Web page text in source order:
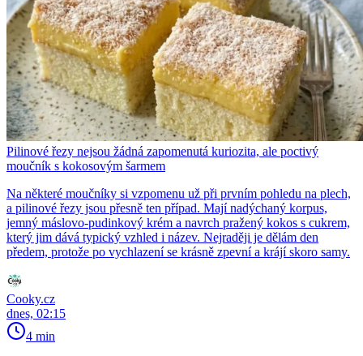
Pilinové řezy nejsou žádná zapomenutá kuriozita, ale poctivý
moučník s kokosovým šarmem
Na některé moučníky si vzpomenu už při prvním pohledu na plech,
a pilinové řezy jsou přesně ten případ. Mají nadýchaný korpus,
jemný máslovo-pudinkový krém a navrch pražený kokos s cukrem,
který jim dává typický vzhled i název. Nejraději je dělám den
předem, protože po vychlazení se krásně zpevní a krájí skoro samy.
Cooky.cz
dnes, 02:15
4 min